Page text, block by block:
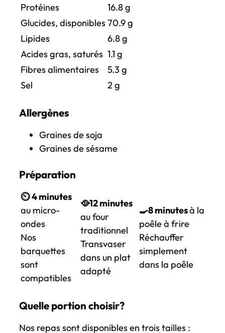
Protéines
16.8g
Glucides, disponibles70.9g
Lipides
6.8g
Acides gras, saturés 1.1 g
Fibres alimentaires
5.3 g
Sel
2 g
Allergènes
Graines de soja
Graines de sésame
Préparation
⏲️4 minutes
au micro-
ondes
Nos
barquettes
sont
compatibles
🥘12 minutes
au four
traditionnel
Transvaser
dans un plat
adapté
🍳8 minutesà la
poêle à frire
Réchauffer
simplement
dans la poêle
Quelle portion choisir?
Nos repas sont disponibles en trois tailles :